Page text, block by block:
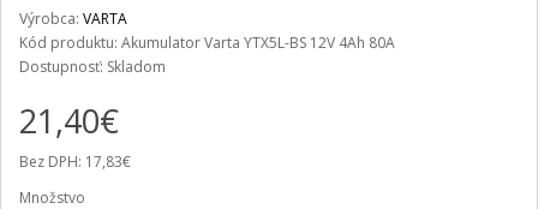
Výrobca: VARTA
Kód produktu: Akumulator Varta YTX5L-BS 12V 4Ah 80A
Dostupnosť: Skladom
21,40€
Bez DPH: 17,83€
Množstvo